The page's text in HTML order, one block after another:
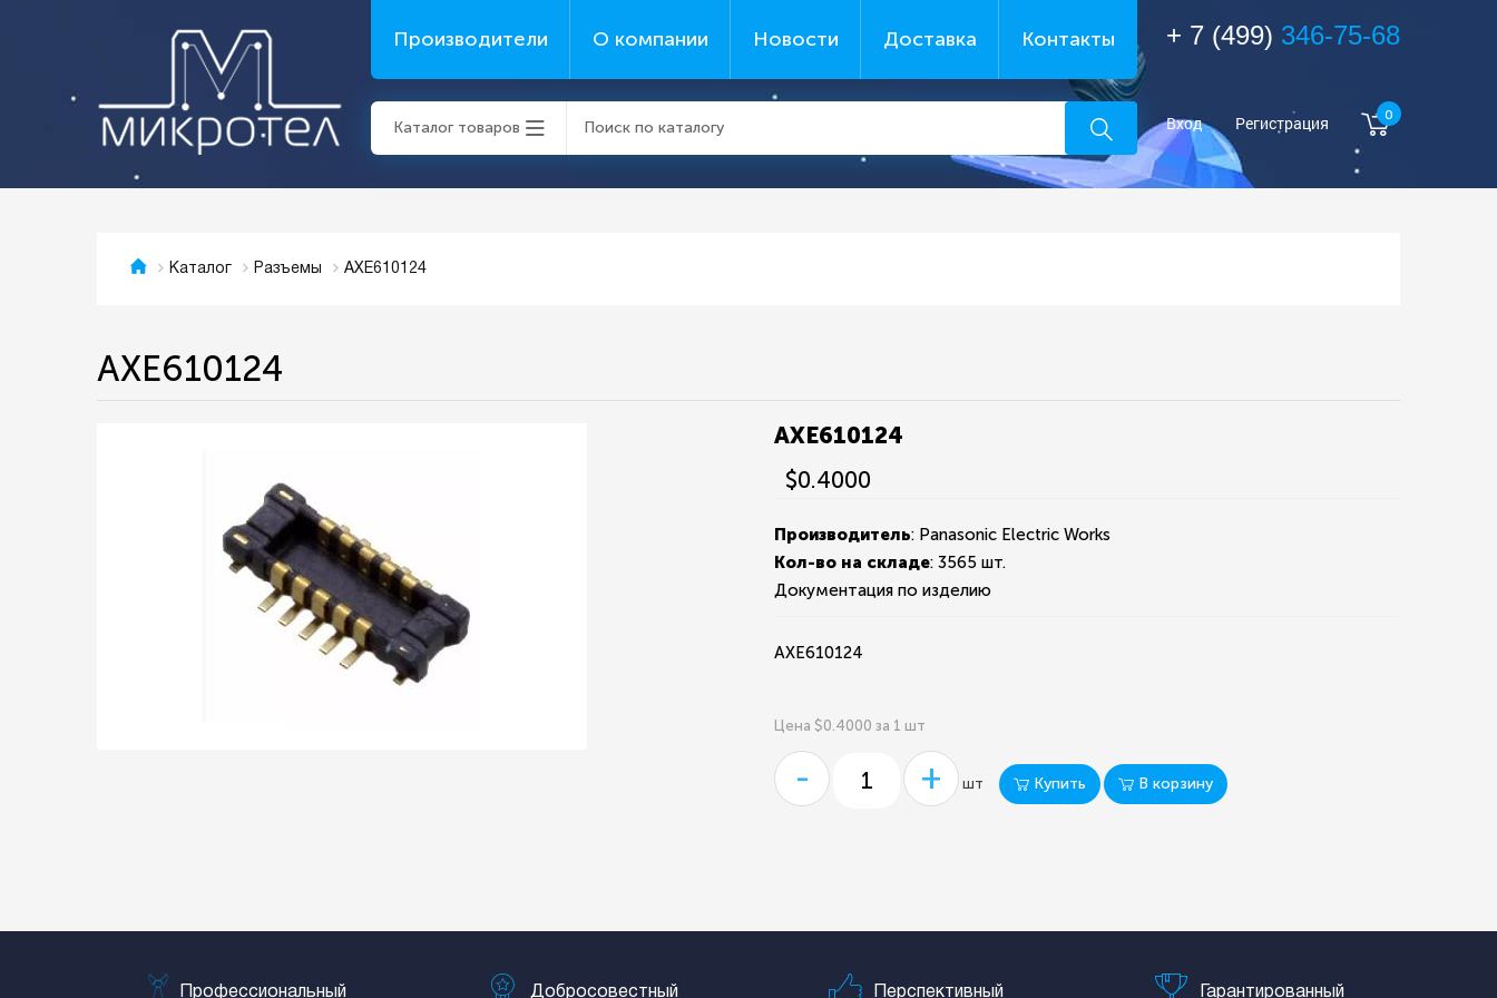
Производители О компании Новости Доставка Контакты
Каталог товаров
+ 7 (499) 346-75-68
Вход Регистрация 0
Каталог Разъемы AXE610124
AXE610124
AXE610124
$0.4000
Производитель: Panasonic Electric Works
Кол-во на складе:3565 шт.
Документация по изделию
AXE610124
Цена $0.4000 за 1 шт
- + шт Купить В корзину
Профессиональный Добросовестный Перспективный Гарантированный